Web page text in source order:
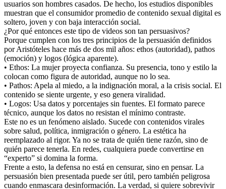
usuarios son hombres casados. De hecho, los estudios disponibles
muestran que el consumidor promedio de contenido sexual digital es
soltero, joven y con baja interacción social.
¿Por qué entonces este tipo de videos son tan persuasivos?
Porque cumplen con los tres principios de la persuasión definidos
por Aristóteles hace más de dos mil años: ethos (autoridad), pathos
(emoción) y logos (lógica aparente).
• Ethos: La mujer proyecta confianza. Su presencia, tono y estilo la
colocan como figura de autoridad, aunque no lo sea.
• Pathos: Apela al miedo, a la indignación moral, a la crisis social. El
contenido se siente urgente, y eso genera viralidad.
• Logos: Usa datos y porcentajes sin fuentes. El formato parece
técnico, aunque los datos no resistan el mínimo contraste.
Este no es un fenómeno aislado. Sucede con contenidos virales
sobre salud, política, inmigración o género. La estética ha
reemplazado al rigor. Ya no se trata de quién tiene razón, sino de
quién parece tenerla. En redes, cualquiera puede convertirse en
“experto” si domina la forma.
Frente a esto, la defensa no está en censurar, sino en pensar. La
persuasión bien presentada puede ser útil, pero también peligrosa
cuando enmascara desinformación. La verdad, si quiere sobrevivir